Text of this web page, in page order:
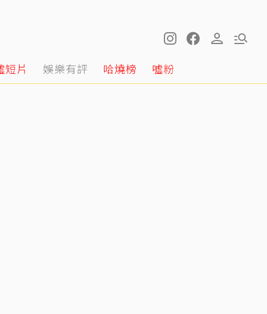
短片 娛樂有評 哈燒榜 噓粉